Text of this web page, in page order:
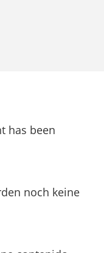
has been
noch keine